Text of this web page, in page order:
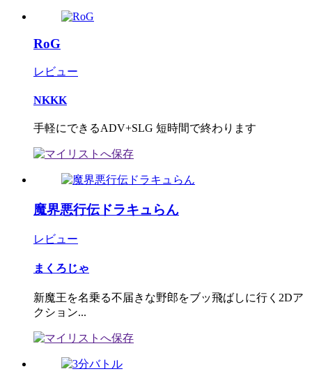
RoG
レビュー
NKKK
手軽にできるADV+SLG 短時間で終わります
魔界悪行伝ドラキュらん
レビュー
まくろじゃ
新魔王を名乗る不届きな野郎をブッ飛ばしに行く2Dア
クション...